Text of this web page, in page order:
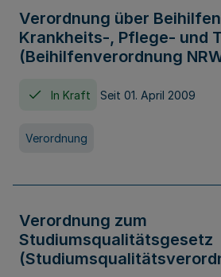
Verordnung über
Krankheits-, Pflege- und
(Beihilfenverordnung
In Kraft Seit 01. April 2009
Verordnung
Verordnung zum
Studiumsqualitätsgesetz